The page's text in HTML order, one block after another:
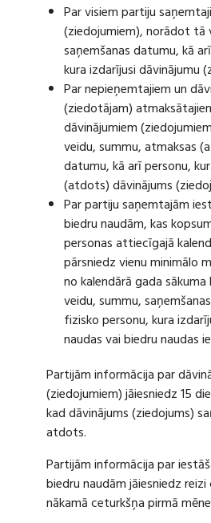
Par visiem partiju
(ziedojumiem), norādot tā
saņemšanas datumu, kā
kura izdarījusi dāvinājumu
Par nepieņemtajiem un
(ziedotājam)
dāvinājumiem
veidu, summu, atmaksas
datumu, kā arī personu,
(atdots) dāvinājums
Par partiju saņemtajām
biedru naudām, kas
personas attiecīgajā
pārsniedz vienu minimālo
no kalendārā gada
veidu, summu,
fizisko personu, kura
naudas vai biedru naudas
Partijām informācija par
(ziedojumiem) jāiesniedz 15
kad dāvinājums (ziedojums)
atdots.
Partijām informācija par
biedru naudām jāiesniedz
nākamā ceturkšņa pirmā